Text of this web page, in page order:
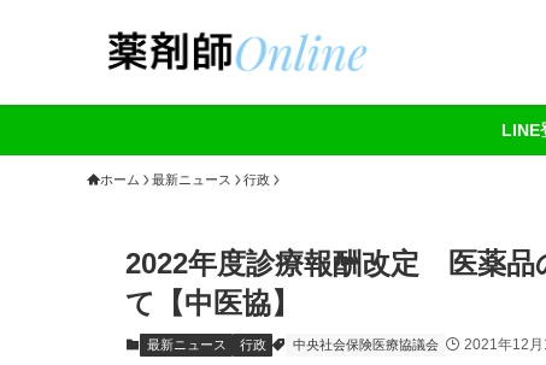
LINE
ホーム 最新ニュース 行政
2022年度診療報酬改定 医薬品
て【中医協】
最新ニュース 行政 中央社会保険医療協議会 2021年12月